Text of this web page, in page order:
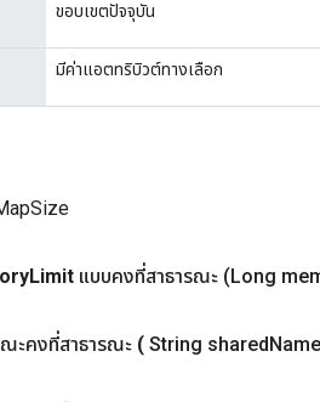
ขอบเขตปัจจุบัน
มีค่าแอตทริบิวต์ทางเลือก
Limit แบบคงที่สาธารณะ (Long
ณะคงที่สาธารณะ ( String shared